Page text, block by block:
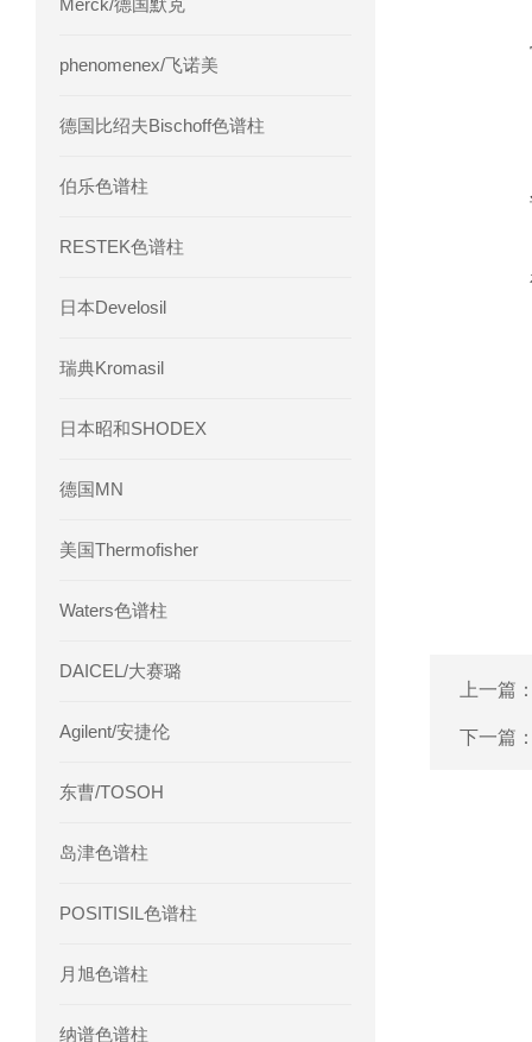
Merck/德国默克
phenomenex/飞诺美
德国比绍夫Bischoff色谱柱
伯乐色谱柱
RESTEK色谱柱
日本Develosil
瑞典Kromasil
日本昭和SHODEX
德国MN
美国Thermofisher
Waters色谱柱
DAICEL/大赛璐
Agilent/安捷伦
东曹/TOSOH
岛津色谱柱
POSITISIL色谱柱
月旭色谱柱
纳谱色谱柱
上一篇
下一篇